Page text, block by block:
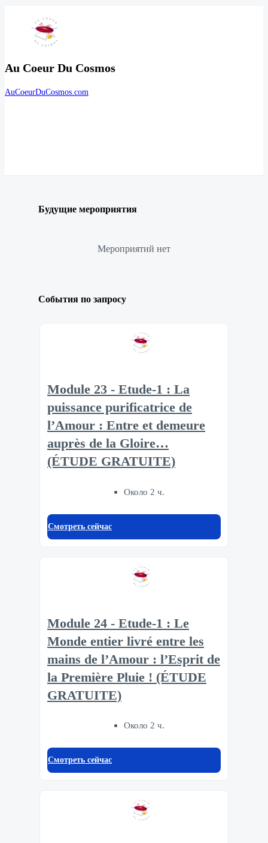
Au Coeur Du Cosmos
AuCoeurDuCosmos.com
Будущие мероприятия
Мероприятий нет
События по запросу
Module 23 - Etude-1 : La
puissance purificatrice de
l’Amour : Entre et demeure
auprès de la Gloire…
(ÉTUDE GRATUITE)
Около 2 ч.
Смотреть сейчас
Module 24 - Etude-1 : Le
Monde entier livré entre les
mains de l’Amour : l’Esprit de
la Première Pluie ! (ÉTUDE
GRATUITE)
Около 2 ч.
Смотреть сейчас